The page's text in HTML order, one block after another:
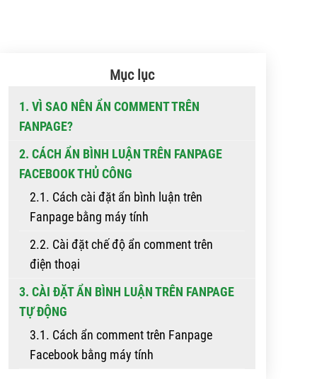
Mục lục
1. VÌ SAO NÊN ẨN COMMENT TRÊN
FANPAGE?
2. CÁCH ẨN BÌNH LUẬN TRÊN FANPAGE
FACEBOOK THỦ CÔNG
2.1. Cách cài đặt ẩn bình luận trên
Fanpage bằng máy tính
2.2. Cài đặt chế độ ẩn comment trên
điện thoại
3. CÀI ĐẶT ẨN BÌNH LUẬN TRÊN FANPAGE
TỰ ĐỘNG
3.1. Cách ẩn comment trên Fanpage
Facebook bằng máy tính